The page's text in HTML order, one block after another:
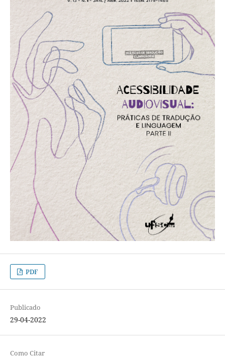
PDF
Publicado
29-04-2022
Como Citar